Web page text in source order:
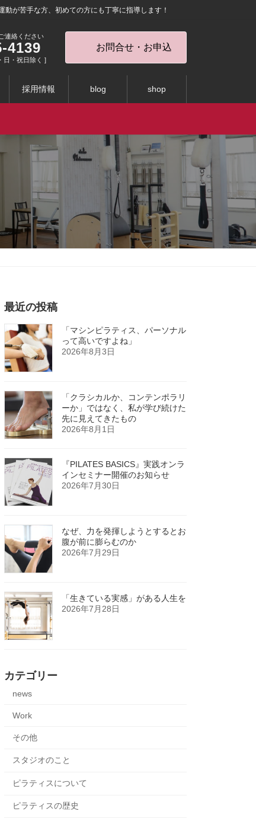
が苦手な方、初めての方にも丁寧に指導します！
連絡ください
4139
日・祝日除く ]
お問合せ・お申込
採用情報 blog shop
最近の投稿
「マシンピラティス、パーソナル
って高いですよね」
2026年8月3日
「クラシカルか、コンテンポラリ
ーか」ではなく、私が学び続けた
先に見えてきたもの
2026年8月1日
『PILATES BASICS』実践オンラ
インセミナー開催のお知らせ
2026年7月30日
なぜ、力を発揮しようとするとお
腹が前に膨らむのか
2026年7月29日
「生きている実感」がある人生を
2026年7月28日
カテゴリー
news
Work
その他
スタジオのこと
ピラティスについて
ピラティスの歴史